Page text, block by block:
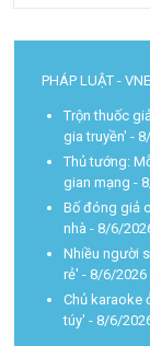
PHÁP LUẬT -
Trộn thuốc
gia truyền' -
Thủ tướng:
gian mạng -
Bố đóng giả
nhà - 8/6/
Nhiều người
rẻ' - 8/6/2026
Chủ karaoke
túy' - 8/6/